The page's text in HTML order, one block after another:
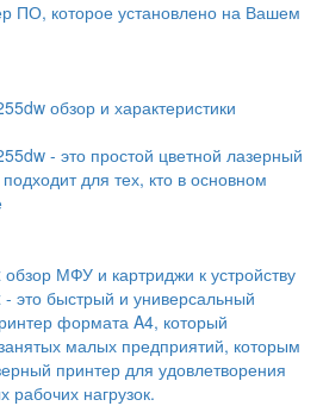
ПО, которое установлено на Вашем
обзор и характеристики
- это простой цветной лазерный
для тех, кто в основном
МФУ и картриджи к устройству
это быстрый и универсальный
формата A4, который
малых предприятий, которым
принтер для удовлетворения
рабочих нагрузок.